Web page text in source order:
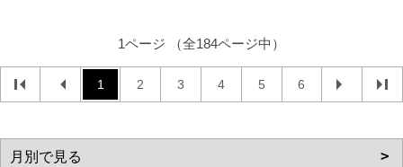
1ページ （全184ページ中）
1 2 3 4 5 6